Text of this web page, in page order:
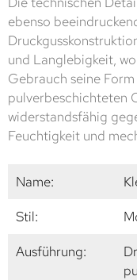
ebenso
und Langlebigkeit,
Gebrauch seine
pulverbeschichteten
widerstandsfähig
Feuchtigkeit und
Name:
Stil:
Ausführung: